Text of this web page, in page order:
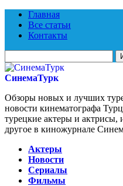
Главная
Все статьи
Контакты
для:
СинемаТурк
Обзоры новых и лучших
новости кинематографа
турецкие актеры и
другое в киножурнале
Актеры
Новости
Сериалы
Фильмы